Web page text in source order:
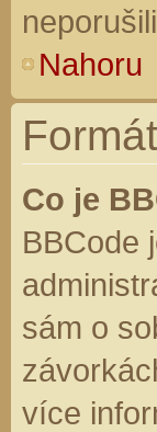
Nahoru
Co je
BBCode
sám o
více